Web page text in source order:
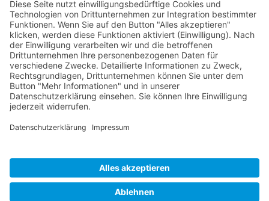
Unternehmen
Service
Media
© 2026 - Camaro Erich Roiser GmbH
AGB Impressum